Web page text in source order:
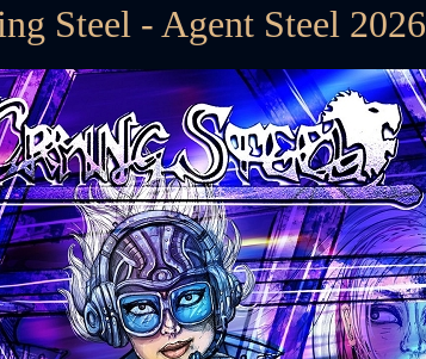
Steel - Agent Steel 2026